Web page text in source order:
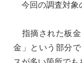
今回の調査対象
指摘された板金
金」という部分